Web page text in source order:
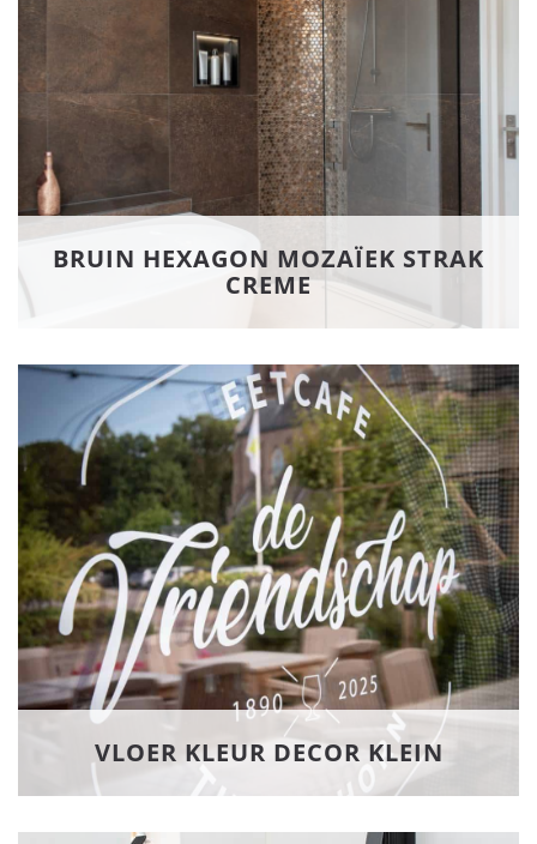
BRUIN HEXAGON MOZAÏEK STRAK
CREME
VLOER KLEUR DECOR KLEIN